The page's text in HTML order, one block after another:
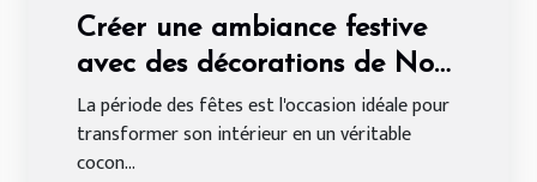
Créer une ambiance festive
avec des décorations de Noël
sur mesure
La période des fêtes est l'occasion idéale pour
transformer son intérieur en un véritable
cocon...